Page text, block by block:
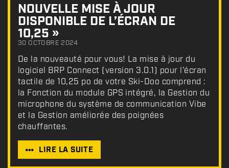
NOUVELLE MISE À JOUR
DISPONIBLE DE L’ÉCRAN DE
10,25 »
30 OCTOBRE 2024
De la nouveauté pour vous! La mise à jour du
logiciel BRP Connect (version 3.0.1) pour l’écran
tactile de 10,25 po de votre Ski-Doo comprend :
la Fonction du module GPS intégré, la Gestion du
microphone du système de communication Vibe
et la Gestion améliorée des poignées
chauffantes.
LIRE LA SUITE